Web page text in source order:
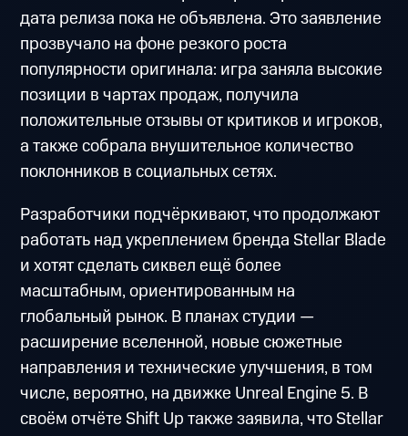
дата релиза пока не объявлена. Это заявление
прозвучало на фоне резкого роста
популярности оригинала: игра заняла высокие
позиции в чартах продаж, получила
положительные отзывы от критиков и игроков,
а также собрала внушительное количество
поклонников в социальных сетях.
Разработчики подчёркивают, что продолжают
работать над укреплением бренда Stellar Blade
и хотят сделать сиквел ещё более
масштабным, ориентированным на
глобальный рынок. В планах студии —
расширение вселенной, новые сюжетные
направления и технические улучшения, в том
числе, вероятно, на движке Unreal Engine 5. В
своём отчёте Shift Up также заявила, что Stellar